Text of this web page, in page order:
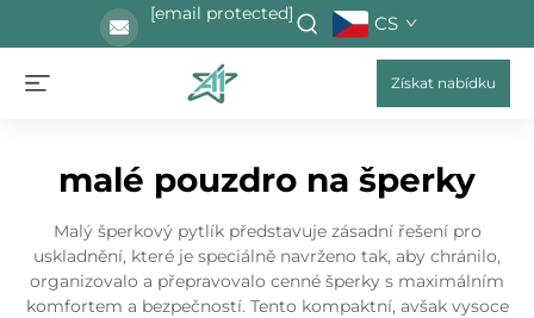
[email protected] CS
Získat nabídku
malé pouzdro na šperky
Malý šperkový pytlík představuje zásadní řešení pro
uskladnění, které je speciálně navrženo tak, aby chránilo,
organizovalo a přepravovalo cenné šperky s maximálním
komfortem a bezpečností. Tento kompaktní, avšak vysoce